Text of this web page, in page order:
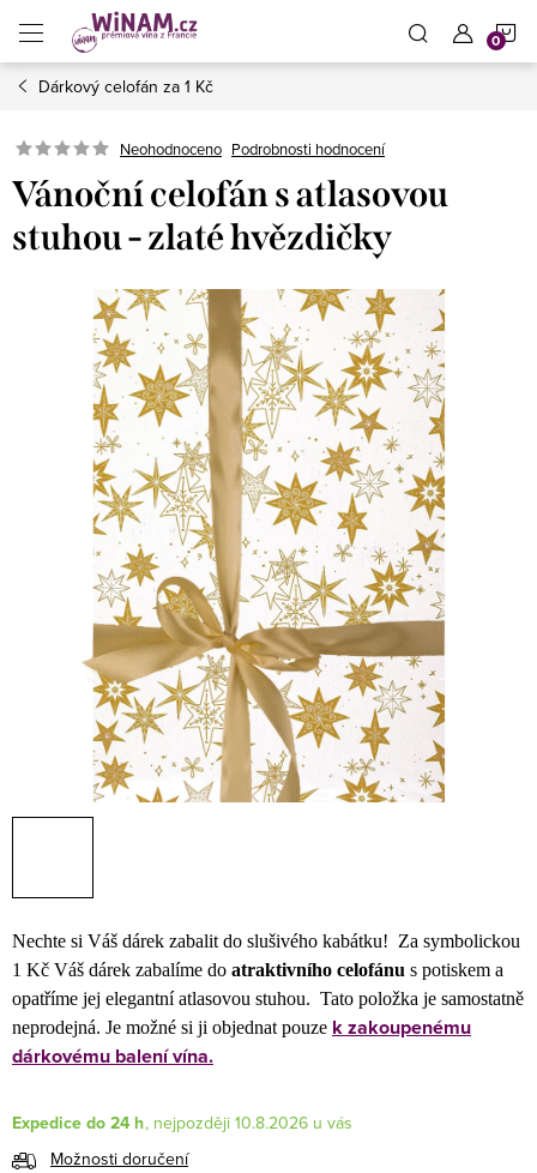
obsah
Dárkový celofán za 1 Kč
Neohodnoceno Podrobnosti hodnocení
Vánoční celofán s atlasovou
stuhou - zlaté hvězdičky
Nechte si Váš dárek zabalit do slušivého kabátku! Za symbolickou
1 Kč Váš dárek zabalíme do atraktivního celofánu s potiskem a
opatříme jej elegantní atlasovou stuhou. Tato položka je samostatně
neprodejná. Je možné si ji objednat pouze k zakoupenému
dárkovému balení vína.
Expedice do 24 h
10.8.2026
Možnosti doručení